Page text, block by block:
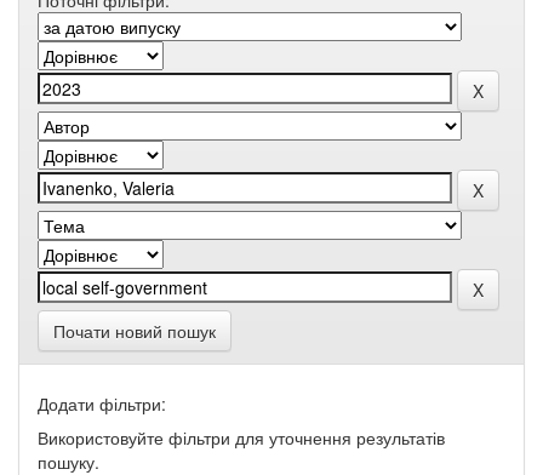
Почати новий пошук
Додати фільтри:
Використовуйте фільтри для уточнення результатів
пошуку.